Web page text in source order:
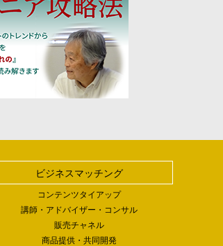
ビジネスマッチング
コンテンツタイアップ
講師・アドバイザー・コンサル
販売チャネル
商品提供・共同開発